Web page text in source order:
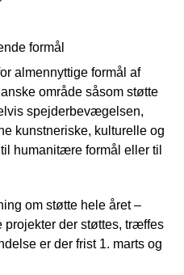
formål
almennyttige formål af
område såsom støtte
spejderbevægelsen,
kunstneriske, kulturelle og
humanitære formål eller til
om støtte hele året –
projekter der støttes, træffes
er der frist 1. marts og